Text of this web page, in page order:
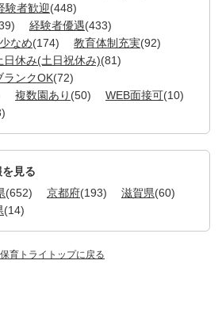
験者歓迎(448)
経験者優遇(433)
なめ(174) 教育体制充実(92)
日休み(土日祝休み)(81)
ランクOK(72)
複数園あり (50) WEB面接可(10)
見る
(652) 京都府(193) 滋賀県(60)
(14)
保育トライトップに戻る